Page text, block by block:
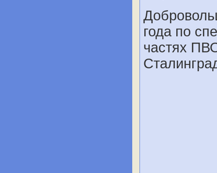
года по
частях